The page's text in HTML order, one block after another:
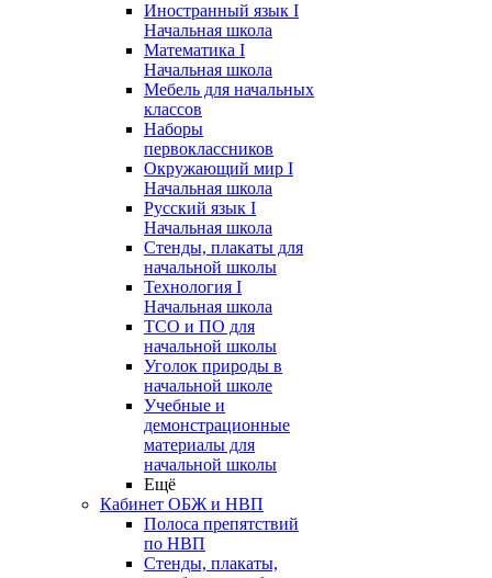
Иностранный язык I
Начальная школа
Математика I
Начальная школа
Мебель для начальных
классов
Наборы
первоклассников
Окружающий мир I
Начальная школа
Русский язык I
Начальная школа
Стенды, плакаты для
начальной школы
Технология I
Начальная школа
ТСО и ПО для
начальной школы
Уголок природы в
начальной школе
Учебные и
демонстрационные
материалы для
начальной школы
Ещё
Кабинет ОБЖ и НВП
Полоса препятствий
по НВП
Стенды, плакаты,